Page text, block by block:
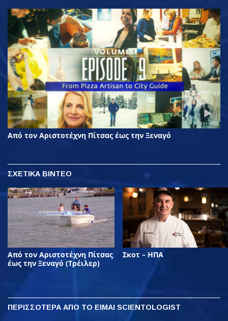
Από τον Αριστοτέχνη Πίτσας έως την Ξεναγό
ΣΧΕΤΙΚΑ ΒΙΝΤΕΟ
Από τον Αριστοτέχνη Πίτσας
έως την Ξεναγό (Τρέιλερ)
Σκοτ – ΗΠΑ
ΠΕΡΙΣΣΟΤΕΡΑ ΑΠΟ ΤΟ ΕΙΜΑΙ SCIENTOLOGIST